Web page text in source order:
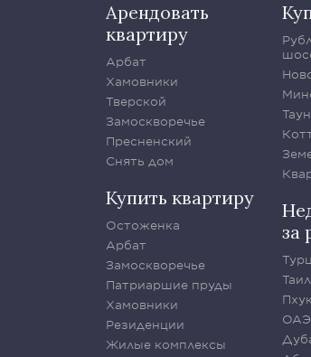
Арендовать
квартиру
Арбат
Хамовники
Тверской
Замоскворечье
Пресненский
Снять дом
Купить квартиру
Остоженка
Арбат
Замоскворечье
Патриаршие пруды
Хамовники
Резиденции
Жилые комплексы
за
ОАЭ